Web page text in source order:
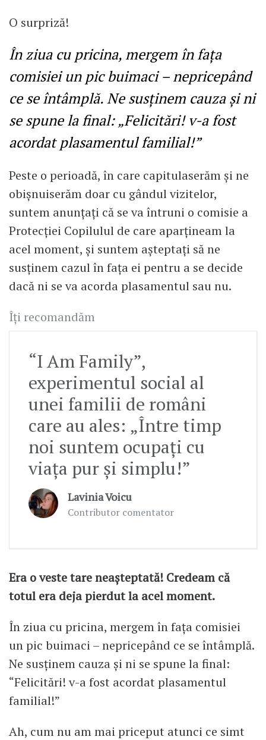
O surpriză!
În ziua cu pricina, mergem în fața
comisiei un pic buimaci – nepricepând
ce se întâmplă. Ne susținem cauza și ni
se spune la final: „Felicitări! v-a fost
acordat plasamentul familial!”
Peste o perioadă, în care capitulaserăm și ne
obișnuiserăm doar cu gândul vizitelor,
suntem anunțați că se va întruni o comisie a
Protecției Copilulul de care aparțineam la
acel moment, și suntem așteptați să ne
susținem cazul în fața ei pentru a se decide
dacă ni se va acorda plasamentul sau nu.
Îți recomandăm
“I Am Family”,
experimentul social al
unei familii de români
care au ales: „Între timp
noi suntem ocupați cu
viața pur și simplu!”
Lavinia Voicu
Contributor comentator
Era o veste tare neașteptată! Credeam că
totul era deja pierdut la acel moment.
În ziua cu pricina, mergem în fața comisiei
un pic buimaci – nepricepând ce se întâmplă.
Ne susținem cauza și ni se spune la final:
“Felicitări! v-a fost acordat plasamentul
familial!”
Ah, cum nu am mai priceput atunci ce simt